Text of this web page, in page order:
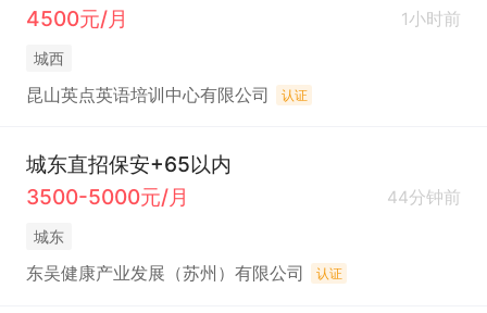
4500元/月
1小时前
城西
昆山英点英语培训中心有限公司 认证
城东直招保安+65以内
3500-5000元/月
44分钟前
城东
东吴健康产业发展（苏州）有限公司 认证